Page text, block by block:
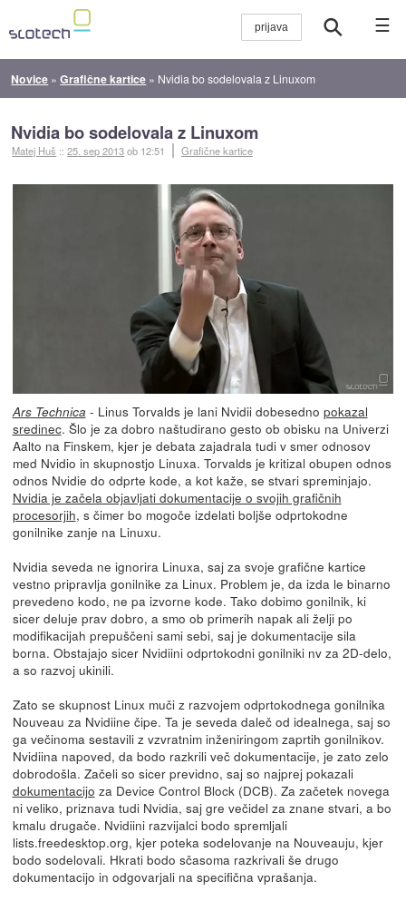
☰
Novice »Grafične kartice » Nvidia bo sodelovala z Linuxom
Nvidia bo sodelovala z Linuxom
Matej Huš ::25. sep 2013ob 12:51 Grafične kartice
Ars Technica - Linus Torvalds je lani Nvidii dobesedno pokazal
sredinec. Šlo je za dobro naštudirano gesto ob obisku na Univerzi
Aalto na Finskem, kjer je debata zajadrala tudi v smer odnosov
med Nvidio in skupnostjo Linuxa. Torvalds je kritizal obupen odnos
odnos Nvidie do odprte kode, a kot kaže, se stvari spreminjajo.
Nvidia je začela objavljati dokumentacije o svojih grafičnih
procesorjih, s čimer bo mogoče izdelati boljše odprtokodne
gonilnike zanje na Linuxu.
Nvidia seveda ne ignorira Linuxa, saj za svoje grafične kartice
vestno pripravlja gonilnike za Linux. Problem je, da izda le binarno
prevedeno kodo, ne pa izvorne kode. Tako dobimo gonilnik, ki
sicer deluje prav dobro, a smo ob primerih napak ali želji po
modifikacijah prepuščeni sami sebi, saj je dokumentacije sila
borna. Obstajajo sicer Nvidiini odprtokodni gonilniki nv za 2D-delo,
a so razvoj ukinili.
Zato se skupnost Linux muči z razvojem odprtokodnega gonilnika
Nouveau za Nvidiine čipe. Ta je seveda daleč od idealnega, saj so
ga večinoma sestavili z vzvratnim inženiringom zaprtih gonilnikov.
Nvidiina napoved, da bodo razkrili več dokumentacije, je zato zelo
dobrodošla. Začeli so sicer previdno, saj so najprej pokazali
dokumentacijo za Device Control Block (DCB). Za začetek novega
ni veliko, priznava tudi Nvidia, saj gre večidel za znane stvari, a bo
kmalu drugače. Nvidiini razvijalci bodo spremljali
lists.freedesktop.org, kjer poteka sodelovanje na Nouveauju, kjer
bodo sodelovali. Hkrati bodo sčasoma razkrivali še drugo
dokumentacijo in odgovarjali na specifična vprašanja.